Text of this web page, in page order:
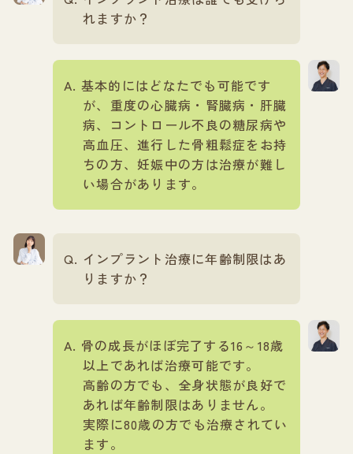
れますか？
基本的にはどなたでも可能です
が、重度の心臓病・腎臓病・肝臓
病、コントロール不良の糖尿病や
高血圧、進行した骨粗鬆症をお持
ちの方、妊娠中の方は治療が難し
い場合があります。
インプラント治療に年齢制限はあ
りますか？
骨の成長がほぼ完了する16～18歳
以上であれば治療可能です。
高齢の方でも、全身状態が良好で
あれば年齢制限はありません。
実際に80歳の方でも治療されてい
ます。